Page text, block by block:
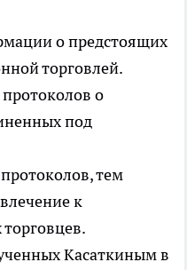
о предстоящих
торговлей.
о
под
тем
к
Касаткиным в